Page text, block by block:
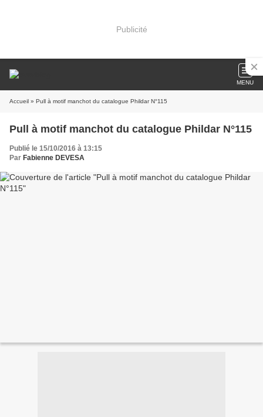
Publicité
MENU
Accueil » Pull à motif manchot du catalogue Phildar N°115
Pull à motif manchot du catalogue Phildar N°115
Publié le 15/10/2016 à 13:15
Par Fabienne DEVESA